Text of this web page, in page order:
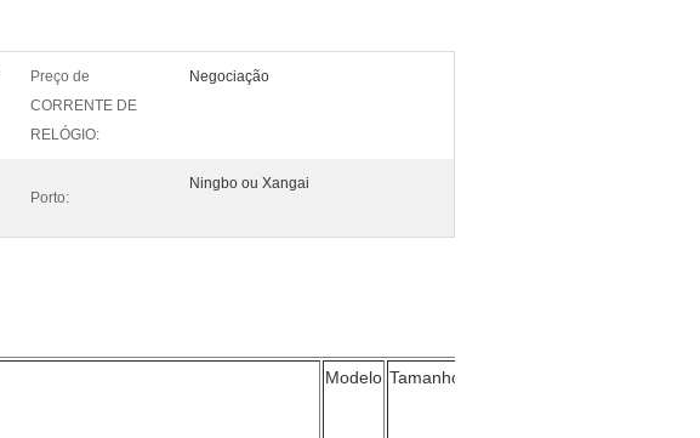
Preço de
CORRENTE DE
RELÓGIO:
Negociação
Porto:
Ningbo ou Xangai
Modelo Tamanho